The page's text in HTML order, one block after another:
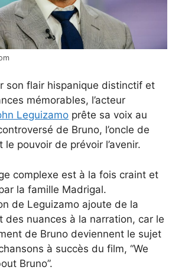
son flair hispanique distinctif et
mémorables, l’acteur
Leguizamo prête sa voix au
de Bruno, l’oncle de
le pouvoir de prévoir l’avenir.
complexe est à la fois craint et
la famille Madrigal.
de Leguizamo ajoute de la
des nuances à la narration, car le
de Bruno deviennent le sujet
à succès du film, “We
Bruno”.